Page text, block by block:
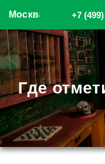
Москва +7
Где